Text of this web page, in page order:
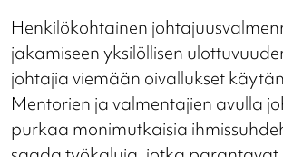
Henkilökohtainen
jakamiseen yksilöllisen
johtajia viemään oivallukset
Mentorien ja valmentajien avulla
purkaa monimutkaisia